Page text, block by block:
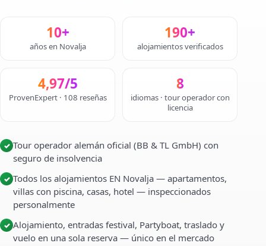
10+
años en Novalja
190+
alojamientos verificados
4,97/5
ProvenExpert · 108 reseñas
8
idiomas · tour operador con
licencia
✓ Tour operador alemán oficial (BB & TL GmbH) con
seguro de insolvencia
✓ Todos los alojamientos EN Novalja — apartamentos,
villas con piscina, casas, hotel — inspeccionados
personalmente
✓ Alojamiento, entradas festival, Partyboat, traslado y
vuelo en una sola reserva — único en el mercado